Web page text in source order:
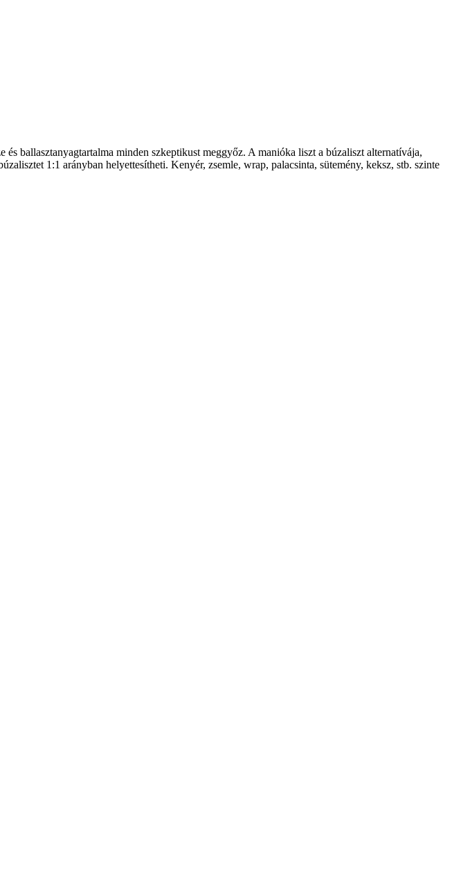
ballasztanyagtartalma minden szkeptikust meggyőz. A manióka liszt a búzaliszt alternatívája,
1:1 arányban helyettesítheti. Kenyér, zsemle, wrap, palacsinta, sütemény, keksz, stb. szinte